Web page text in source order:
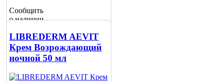
Сообщить
о наличии
LIBREDERM AEVIT
Крем Возрождающий
ночной 50 мл